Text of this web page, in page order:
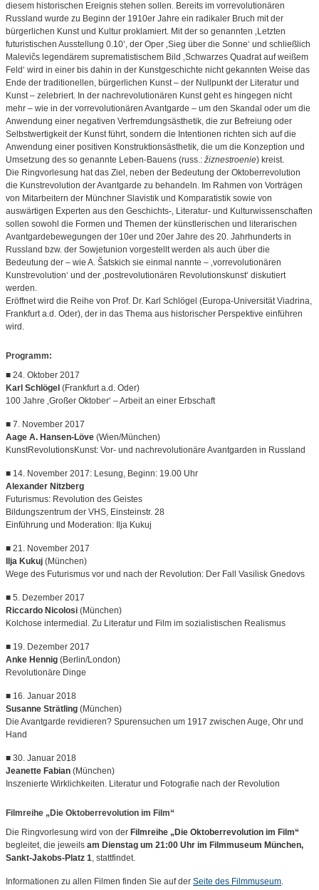
diesem historischen Ereignis stehen sollen. Bereits im vorrevolutionären
Russland wurde zu Beginn der 1910er Jahre ein radikaler Bruch mit der
bürgerlichen Kunst und Kultur proklamiert. Mit der so genannten ‚Letzten
futuristischen Ausstellung 0.10‘, der Oper ‚Sieg über die Sonne‘ und schließlich
Malevičs legendärem suprematistischem Bild ‚Schwarzes Quadrat auf weißem
Feld‘ wird in einer bis dahin in der Kunstgeschichte nicht gekannten Weise das
Ende der traditionellen, bürgerlichen Kunst – der Nullpunkt der Literatur und
Kunst – zelebriert. In der nachrevolutionären Kunst geht es hingegen nicht
mehr – wie in der vorrevolutionären Avantgarde – um den Skandal oder um die
Anwendung einer negativen Verfremdungsästhetik, die zur Befreiung oder
Selbstwertigkeit der Kunst führt, sondern die Intentionen richten sich auf die
Anwendung einer positiven Konstruktionsästhetik, die um die Konzeption und
Umsetzung des so genannte Leben-Bauens (russ.: žiznestroenie) kreist.
Die Ringvorlesung hat das Ziel, neben der Bedeutung der Oktoberrevolution
die Kunstrevolution der Avantgarde zu behandeln. Im Rahmen von Vorträgen
von Mitarbeitern der Münchner Slavistik und Komparatistik sowie von
auswärtigen Experten aus den Geschichts-, Literatur- und Kulturwissenschaften
sollen sowohl die Formen und Themen der künstlerischen und literarischen
Avantgardebewegungen der 10er und 20er Jahre des 20. Jahrhunderts in
Russland bzw. der Sowjetunion vorgestellt werden als auch über die
Bedeutung der – wie A. Šatskich sie einmal nannte – ‚vorrevolutionären
Kunstrevolution‘ und der ‚postrevolutionären Revolutionskunst‘ diskutiert
werden.
Eröffnet wird die Reihe von Prof. Dr. Karl Schlögel (Europa-Universität Viadrina,
Frankfurt a.d. Oder), der in das Thema aus historischer Perspektive einführen
wird.
Programm:
■ 24. Oktober 2017
Karl Schlögel (Frankfurt a.d. Oder)
100 Jahre ‚Großer Oktober‘ – Arbeit an einer Erbschaft
■ 7. November 2017
Aage A. Hansen-Löve (Wien/München)
KunstRevolutionsKunst: Vor- und nachrevolutionäre Avantgarden in Russland
■ 14. November 2017: Lesung, Beginn: 19.00 Uhr
Alexander Nitzberg
Futurismus: Revolution des Geistes
Bildungszentrum der VHS, Einsteinstr. 28
Einführung und Moderation: Ilja Kukuj
■ 21. November 2017
Ilja Kukuj (München)
Wege des Futurismus vor und nach der Revolution: Der Fall Vasilisk Gnedovs
■ 5. Dezember 2017
Riccardo Nicolosi (München)
Kolchose intermedial. Zu Literatur und Film im sozialistischen Realismus
■ 19. Dezember 2017
Anke Hennig (Berlin/London)
Revolutionäre Dinge
■ 16. Januar 2018
Susanne Strätling (München)
Die Avantgarde revidieren? Spurensuchen um 1917 zwischen Auge, Ohr und
Hand
■ 30. Januar 2018
Jeanette Fabian (München)
Inszenierte Wirklichkeiten. Literatur und Fotografie nach der Revolution
Filmreihe „Die Oktoberrevolution im Film“
Die Ringvorlesung wird von der Filmreihe „Die Oktoberrevolution im Film“
begleitet, die jeweils am Dienstag um 21:00 Uhr im Filmmuseum München,
Sankt-Jakobs-Platz 1, stattfindet.
Informationen zu allen Filmen finden Sie auf der Seite des Filmmuseum.